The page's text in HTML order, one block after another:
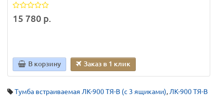
15 780 р.
В корзину Заказ в 1 клик
Тумба встраиваемая ЛК-900 ТЯ-В (с 3 ящиками), ЛК-900 ТЯ-В